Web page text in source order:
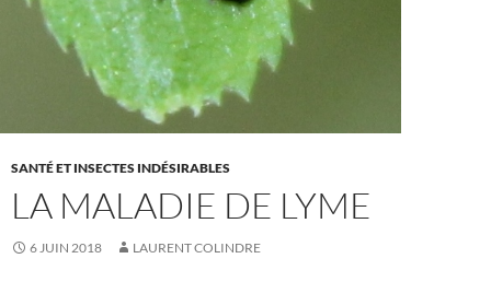
SANTÉ ET INSECTES INDÉSIRABLES
LA MALADIE DE LYME
6 JUIN 2018 LAURENT COLINDRE